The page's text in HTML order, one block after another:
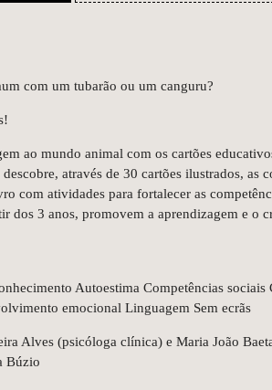
com um tubarão ou um canguru?
ao mundo animal com os cartões
através de 30 cartões ilustrados, as
com atividades para fortalecer as
dos 3 anos, promovem a aprendizagem e o
Autoestima Competências sociais
emocional Linguagem Sem ecrãs
Alves (psicóloga clínica) e Maria João
Búzio